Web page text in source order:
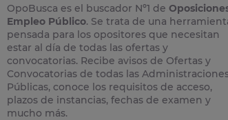
OpoBusca es el buscador Nº1 de
Empleo Público. Se trata de una
pensada para los opositores que necesitan
estar al día de todas las ofertas y
convocatorias. Recibe avisos de Ofertas y
Convocatorias de todas las
Públicas, conoce los requisitos de acceso,
plazos de instancias, fechas de examen y
mucho más.